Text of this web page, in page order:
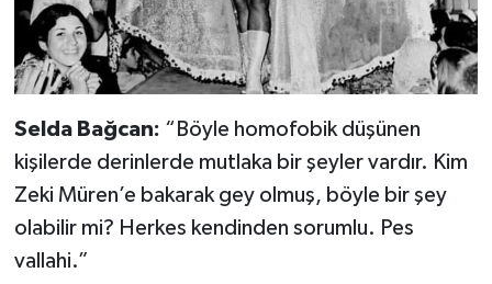
Selda Bağcan: “Böyle homofobik düşünen
kişilerde derinlerde mutlaka bir şeyler vardır. Kim
Zeki Müren’e bakarak gey olmuş, böyle bir şey
olabilir mi? Herkes kendinden sorumlu. Pes
vallahi.”